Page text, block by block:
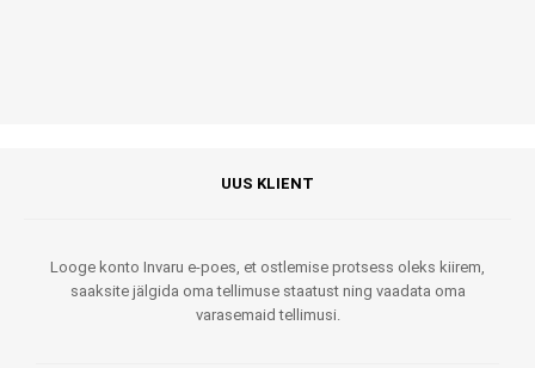
UUS KLIENT
Looge konto Invaru e-poes, et ostlemise protsess oleks kiirem,
saaksite jälgida oma tellimuse staatust ning vaadata oma
varasemaid tellimusi.